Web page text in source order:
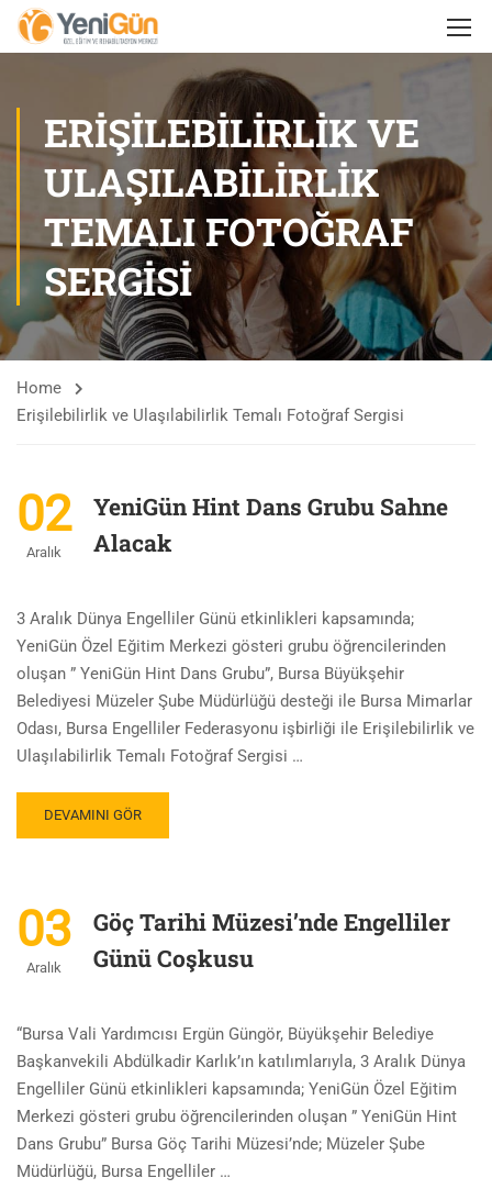
ERIŞILEBILIRLIK VE
ULAŞILABILIRLIK
TEMALI FOTOĞRAF
SERGISI
Home
Erişilebilirlik ve Ulaşılabilirlik Temalı Fotoğraf Sergisi
02
Aralık
YeniGün Hint Dans Grubu Sahne
Alacak
3 Aralık Dünya Engelliler Günü etkinlikleri kapsamında;
YeniGün Özel Eğitim Merkezi gösteri grubu öğrencilerinden
oluşan ” YeniGün Hint Dans Grubu”, Bursa Büyükşehir
Belediyesi Müzeler Şube Müdürlüğü desteği ile Bursa Mimarlar
Odası, Bursa Engelliler Federasyonu işbirliği ile Erişilebilirlik ve
Ulaşılabilirlik Temalı Fotoğraf Sergisi …
DEVAMINI GÖR
03
Aralık
Göç Tarihi Müzesi’nde Engelliler
Günü Coşkusu
“Bursa Vali Yardımcısı Ergün Güngör, Büyükşehir Belediye
Başkanvekili Abdülkadir Karlık’ın katılımlarıyla, 3 Aralık Dünya
Engelliler Günü etkinlikleri kapsamında; YeniGün Özel Eğitim
Merkezi gösteri grubu öğrencilerinden oluşan ” YeniGün Hint
Dans Grubu” Bursa Göç Tarihi Müzesi’nde; Müzeler Şube
Müdürlüğü, Bursa Engelliler …